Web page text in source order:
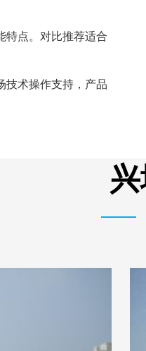
特点。对比推荐适合
技术操作支持，产品